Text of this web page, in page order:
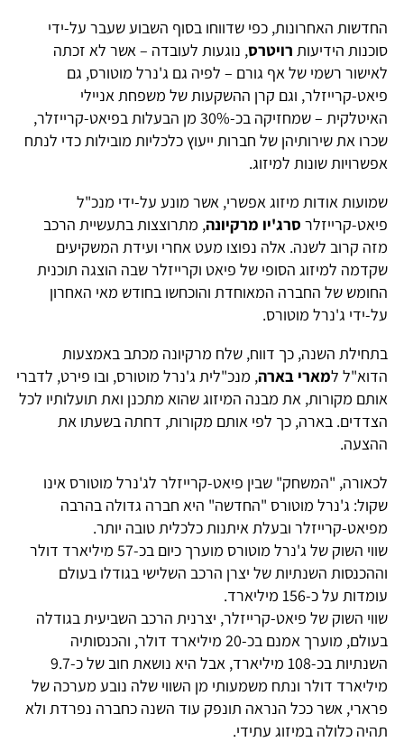
החדשות האחרונות, כפי שדווחו בסוף השבוע שעבר על-ידי
סוכנות הידיעות רויטרס, נוגעות לעובדה – אשר לא זכתה
לאישור רשמי של אף גורם – לפיה גם ג'נרל מוטורס, גם
פיאט-קרייזלר, וגם קרן ההשקעות של משפחת אניילי
האיטלקית – שמחזיקה בכ-30% מן הבעלות בפיאט-קרייזלר,
שכרו את שירותיהן של חברות ייעוץ כלכליות מובילות כדי לנתח
אפשרויות שונות למיזוג.
שמועות אודות מיזוג אפשרי, אשר מונע על-ידי מנכ"ל
פיאט-קרייזלר סרג'יו מרקיונה, מתרוצצות בתעשיית הרכב
מזה קרוב לשנה. אלה נפוצו מעט אחרי ועידת המשקיעים
שקדמה למיזוג הסופי של פיאט וקרייזלר שבה הוצגה תוכנית
החומש של החברה המאוחדת והוכחשו בחודש מאי האחרון
על-ידי ג'נרל מוטורס.
בתחילת השנה, כך דווח, שלח מרקיונה מכתב באמצעות
הדוא"ל למארי בארה, מנכ"לית ג'נרל מוטורס, ובו פירט, לדברי
אותם מקורות, את מבנה המיזוג שהוא מתכנן ואת תועלותיו לכל
הצדדים. בארה, כך לפי אותם מקורות, דחתה בשעתו את
ההצעה.
לכאורה, "המשחק" שבין פיאט-קרייזלר לג'נרל מוטורס אינו
שקול: ג'נרל מוטורס "החדשה" היא חברה גדולה בהרבה
מפיאט-קרייזלר ובעלת איתנות כלכלית טובה יותר.
שווי השוק של ג'נרל מוטורס מוערך כיום בכ-57 מיליארד דולר
וההכנסות השנתיות של יצרן הרכב השלישי בגודלו בעולם
עומדות על כ-156 מיליארד.
שווי השוק של פיאט-קרייזלר, יצרנית הרכב השביעית בגודלה
בעולם, מוערך אמנם בכ-20 מיליארד דולר, והכנסותיה
השנתיות בכ-108 מיליארד, אבל היא נושאת חוב של כ-9.7
מיליארד דולר ונתח משמעותי מן השווי שלה נובע מערכה של
פרארי, אשר ככל הנראה תונפק עוד השנה כחברה נפרדת ולא
תהיה כלולה במיזוג עתידי.